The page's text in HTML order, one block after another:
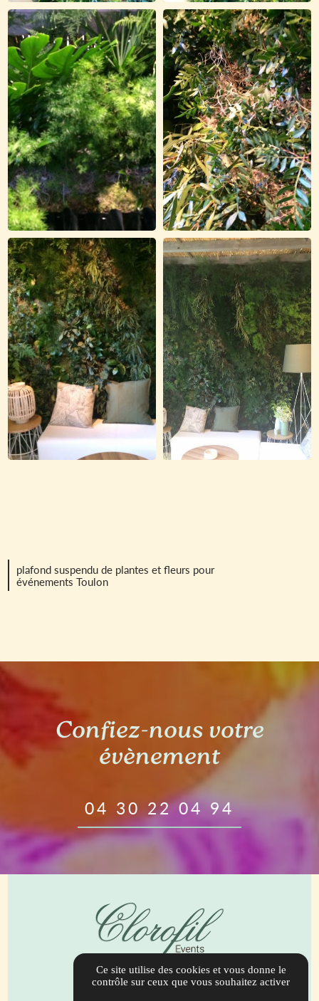
plafond suspendu de plantes et fleurs pour
événements Toulon
Confiez-nous votre
évènement
04 30 22 04 94
944 Bis Route de Draguignan
Ce site utilise des cookies et vous donne le
contrôle sur ceux que vous souhaitez activer